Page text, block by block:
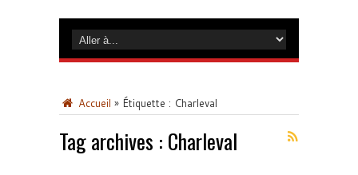
Accueil » Étiquette : Charleval
Tag archives : Charleval